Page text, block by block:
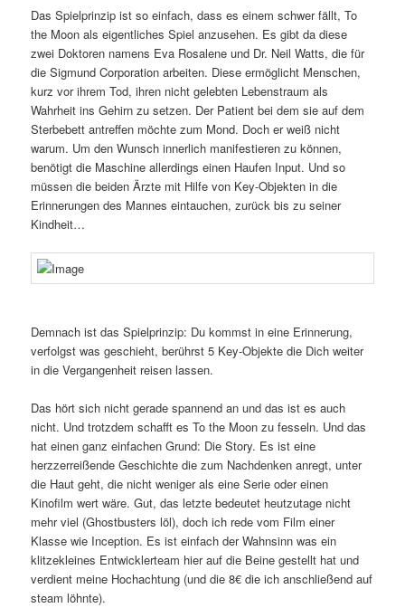
Das Spielprinzip ist so einfach, dass es einem schwer fällt, To
the Moon als eigentliches Spiel anzusehen. Es gibt da diese
zwei Doktoren namens Eva Rosalene und Dr. Neil Watts, die für
die Sigmund Corporation arbeiten. Diese ermöglicht Menschen,
kurz vor ihrem Tod, ihren nicht gelebten Lebenstraum als
Wahrheit ins Gehirn zu setzen. Der Patient bei dem sie auf dem
Sterbebett antreffen möchte zum Mond. Doch er weiß nicht
warum. Um den Wunsch innerlich manifestieren zu können,
benötigt die Maschine allerdings einen Haufen Input. Und so
müssen die beiden Ärzte mit Hilfe von Key-Objekten in die
Erinnerungen des Mannes eintauchen, zurück bis zu seiner
Kindheit…
Demnach ist das Spielprinzip: Du kommst in eine Erinnerung,
verfolgst was geschieht, berührst 5 Key-Objekte die Dich weiter
in die Vergangenheit reisen lassen.
Das hört sich nicht gerade spannend an und das ist es auch
nicht. Und trotzdem schafft es To the Moon zu fesseln. Und das
hat einen ganz einfachen Grund: Die Story. Es ist eine
herzzerreißende Geschichte die zum Nachdenken anregt, unter
die Haut geht, die nicht weniger als eine Serie oder einen
Kinofilm wert wäre. Gut, das letzte bedeutet heutzutage nicht
mehr viel (Ghostbusters löl), doch ich rede vom Film einer
Klasse wie Inception. Es ist einfach der Wahnsinn was ein
klitzekleines Entwicklerteam hier auf die Beine gestellt hat und
verdient meine Hochachtung (und die 8€ die ich anschließend auf
steam löhnte).